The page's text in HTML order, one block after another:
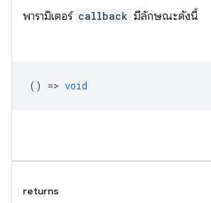
พารามิเตอร์ callback มีลักษณะดังนี้
() => void
returns